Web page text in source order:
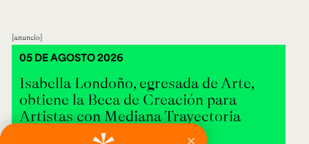
anuncio
Isabella Londoño, egresada de Arte,
obtiene la Beca de Creación para
Artistas con Mediana Trayectoria
05 DE AGOSTO 2026